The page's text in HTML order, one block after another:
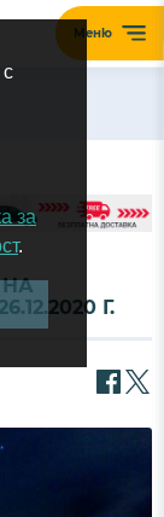
за
.
Меню
Г.